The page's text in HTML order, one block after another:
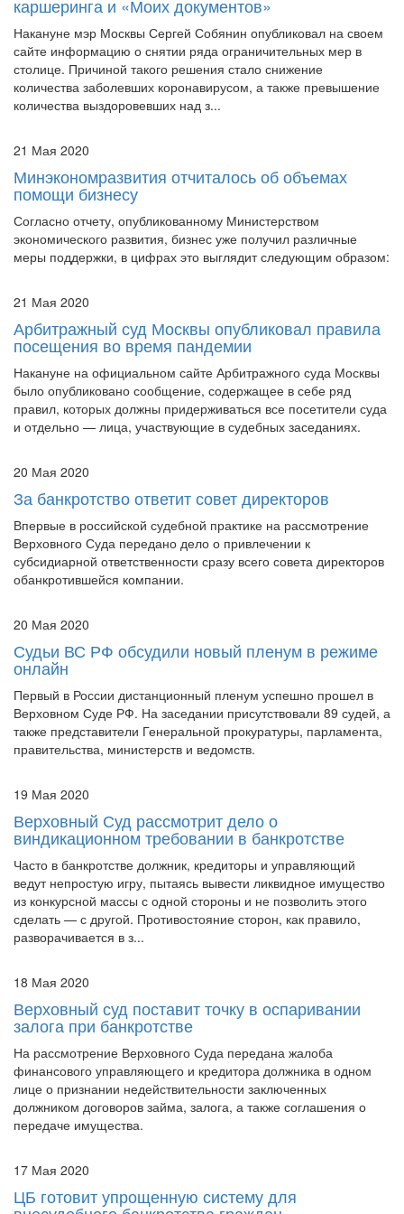
Накануне мэр Москвы Сергей Собянин опубликовал на своем
сайте информацию о снятии ряда ограничительных мер в
столице. Причиной такого решения стало снижение
количества заболевших коронавирусом, а также превышение
количества выздоровевших над з...
Минэкономразвития отчиталось об объемах
помощи бизнесу
Согласно отчету, опубликованному Министерством
экономического развития, бизнес уже получил различные
меры поддержки, в цифрах это выглядит следующим образом:
Арбитражный суд Москвы опубликовал правила
посещения во время пандемии
Накануне на официальном сайте Арбитражного суда Москвы
было опубликовано сообщение, содержащее в себе ряд
правил, которых должны придерживаться все посетители суда
и отдельно — лица, участвующие в судебных заседаниях.
За банкротство ответит совет директоров
Впервые в российской судебной практике на рассмотрение
Верховного Суда передано дело о привлечении к
субсидиарной ответственности сразу всего совета директоров
обанкротившейся компании.
Судьи ВС РФ обсудили новый пленум в режиме
онлайн
Первый в России дистанционный пленум успешно прошел в
Верховном Суде РФ. На заседании присутствовали 89 судей, а
также представители Генеральной прокуратуры, парламента,
правительства, министерств и ведомств.
Верховный Суд рассмотрит дело о
виндикационном требовании в банкротстве
Часто в банкротстве должник, кредиторы и управляющий
ведут непростую игру, пытаясь вывести ликвидное имущество
из конкурсной массы с одной стороны и не позволить этого
сделать — с другой. Противостояние сторон, как правило,
разворачивается в з...
Верховный суд поставит точку в оспаривании
залога при банкротстве
На рассмотрение Верховного Суда передана жалоба
финансового управляющего и кредитора должника в одном
лице о признании недействительности заключенных
должником договоров займа, залога, а также соглашения о
передаче имущества.
ЦБ готовит упрощенную систему для
внесудебного банкротства граждан